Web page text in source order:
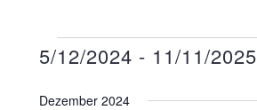
Veranstaltungen
5/12/2024 - 11/11/2025
Dezember 2024